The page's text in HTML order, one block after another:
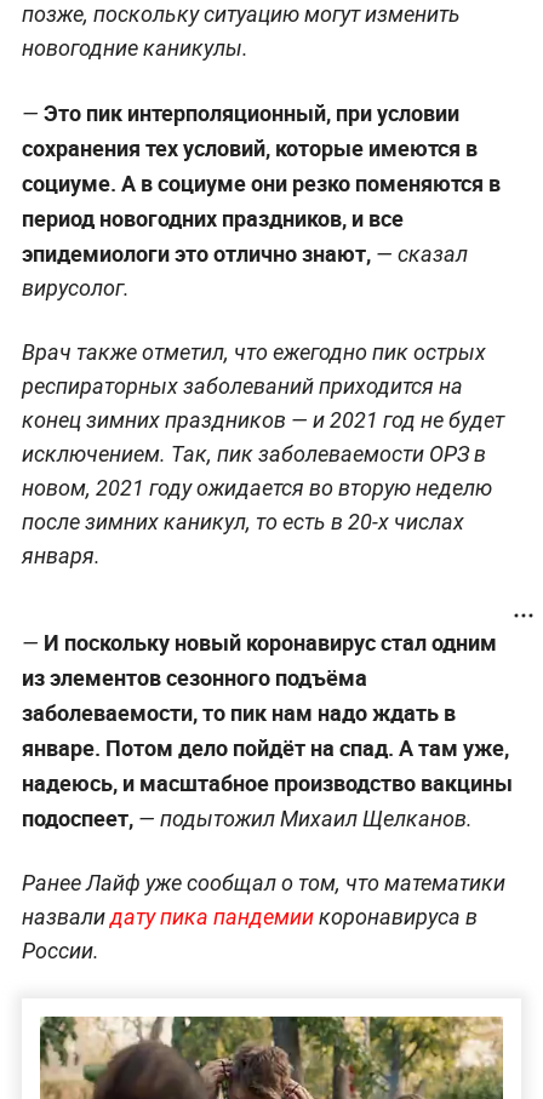
позже, поскольку ситуацию могут изменить
новогодние каникулы.
— Это пик интерполяционный, при условии
сохранения тех условий, которые имеются в
социуме. А в социуме они резко поменяются в
период новогодних праздников, и все
эпидемиологи это отлично знают, — сказал
вирусолог.
Врач также отметил, что ежегодно пик острых
респираторных заболеваний приходится на
конец зимних праздников — и 2021 год не будет
исключением. Так, пик заболеваемости ОРЗ в
новом, 2021 году ожидается во вторую неделю
после зимних каникул, то есть в 20-х числах
января.
— И поскольку новый коронавирус стал одним
из элементов сезонного подъёма
заболеваемости, то пик нам надо ждать в
январе. Потом дело пойдёт на спад. А там уже,
надеюсь, и масштабное производство вакцины
подоспеет,— подытожил Михаил Щелканов.
Ранее Лайф уже сообщал о том, что математики
назвалидату пика пандемиикоронавируса в
России.